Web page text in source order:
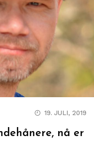
19. JULI, 2019
nå er